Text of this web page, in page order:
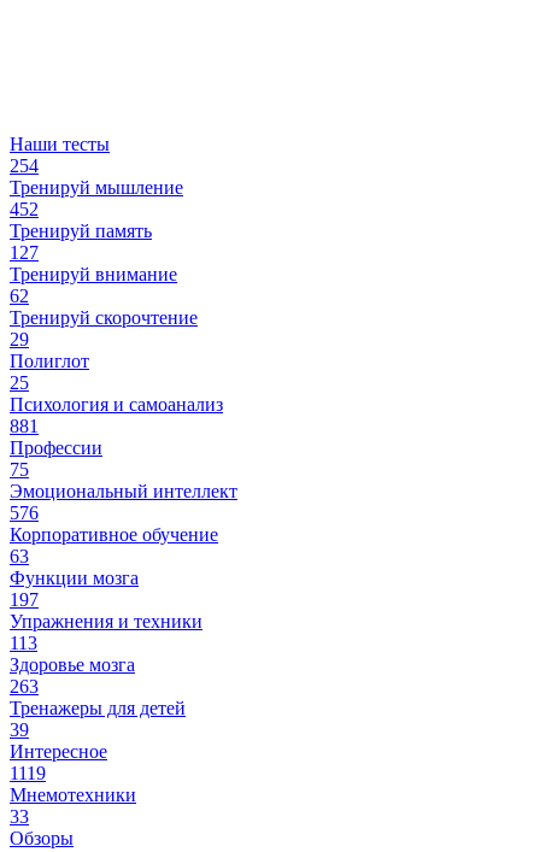
Наши тесты
254
Тренируй мышление
452
Тренируй память
127
Тренируй внимание
62
Тренируй скорочтение
29
Полиглот
25
Психология и самоанализ
881
Профессии
75
Эмоциональный интеллект
576
Корпоративное обучение
63
Функции мозга
197
Упражнения и техники
113
Здоровье мозга
263
Тренажеры для детей
39
Интересное
1119
Мнемотехники
33
Обзоры